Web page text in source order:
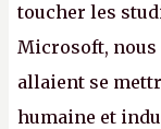
toucher les
Microsoft, nous
allaient se
humaine et